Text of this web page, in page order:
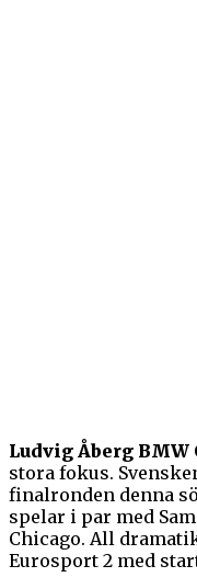
Ludvig Åberg
stora fokus.
finalronden denna
spelar i par med
Chicago. All
Eurosport 2 med